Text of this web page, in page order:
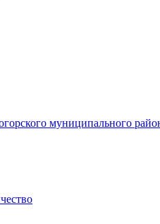
муниципального